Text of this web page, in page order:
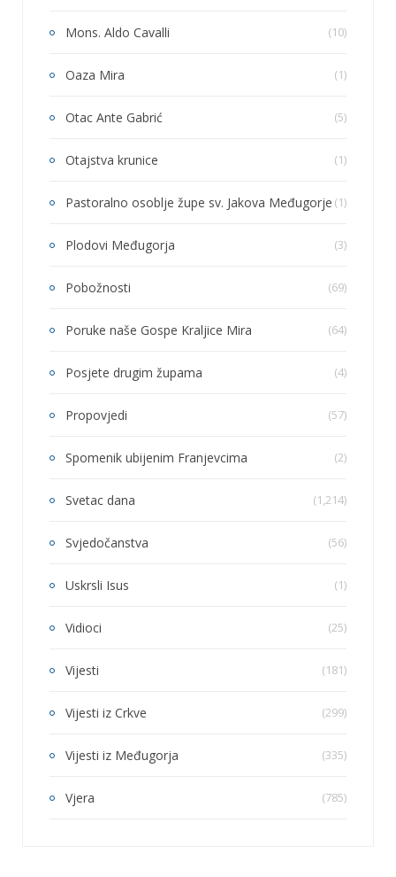
Mons. Aldo Cavalli (10)
Oaza Mira (1)
Otac Ante Gabrić (5)
Otajstva krunice (1)
Pastoralno osoblje župe sv. Jakova Međugorje (1)
Plodovi Međugorja (3)
Pobožnosti (69)
Poruke naše Gospe Kraljice Mira (64)
Posjete drugim župama (4)
Propovjedi (57)
Spomenik ubijenim Franjevcima (2)
Svetac dana (1,214)
Svjedočanstva (56)
Uskrsli Isus (1)
Vidioci (25)
Vijesti (181)
Vijesti iz Crkve (299)
Vijesti iz Međugorja (335)
Vjera (785)